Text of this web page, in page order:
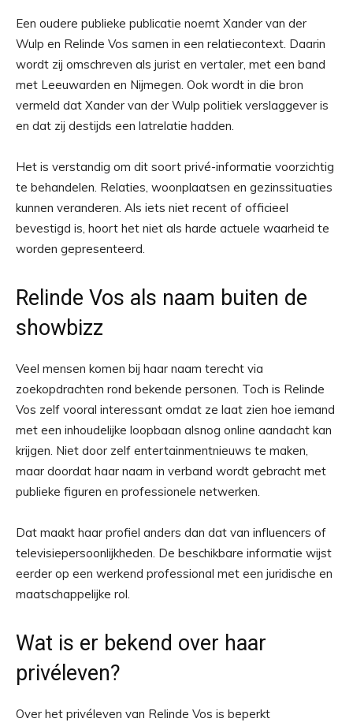
Een oudere publieke publicatie noemt Xander van der
Wulp en Relinde Vos samen in een relatiecontext. Daarin
wordt zij omschreven als jurist en vertaler, met een band
met Leeuwarden en Nijmegen. Ook wordt in die bron
vermeld dat Xander van der Wulp politiek verslaggever is
en dat zij destijds een latrelatie hadden.
Het is verstandig om dit soort privé-informatie voorzichtig
te behandelen. Relaties, woonplaatsen en gezinssituaties
kunnen veranderen. Als iets niet recent of officieel
bevestigd is, hoort het niet als harde actuele waarheid te
worden gepresenteerd.
Relinde Vos als naam buiten de
showbizz
Veel mensen komen bij haar naam terecht via
zoekopdrachten rond bekende personen. Toch is Relinde
Vos zelf vooral interessant omdat ze laat zien hoe iemand
met een inhoudelijke loopbaan alsnog online aandacht kan
krijgen. Niet door zelf entertainmentnieuws te maken,
maar doordat haar naam in verband wordt gebracht met
publieke figuren en professionele netwerken.
Dat maakt haar profiel anders dan dat van influencers of
televisiepersoonlijkheden. De beschikbare informatie wijst
eerder op een werkend professional met een juridische en
maatschappelijke rol.
Wat is er bekend over haar
privéleven?
Over het privéleven van Relinde Vos is beperkt